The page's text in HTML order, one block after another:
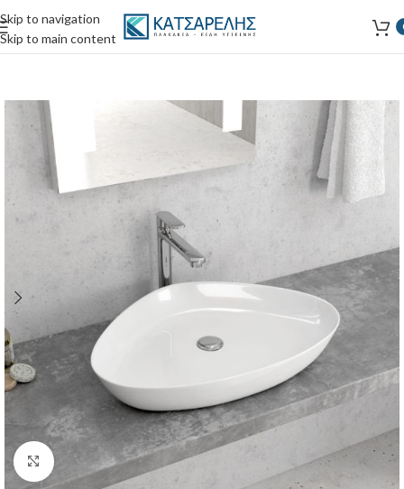
Skip to navigation
Skip to main content
Κάντε κλικ για μεγέθυνση